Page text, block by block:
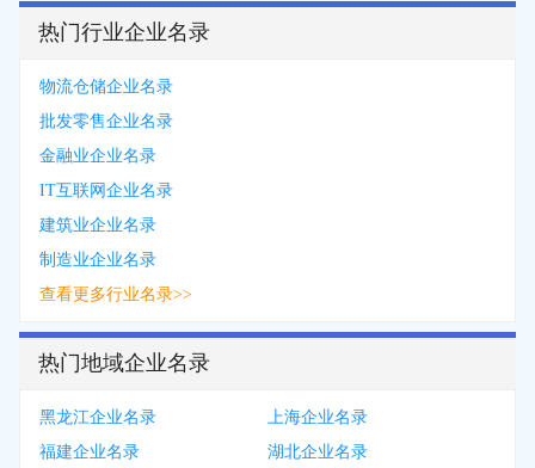
热门行业企业名录
物流仓储企业名录
批发零售企业名录
金融业企业名录
IT互联网企业名录
建筑业企业名录
制造业企业名录
查看更多行业名录>>
热门地域企业名录
黑龙江企业名录
上海企业名录
福建企业名录
湖北企业名录